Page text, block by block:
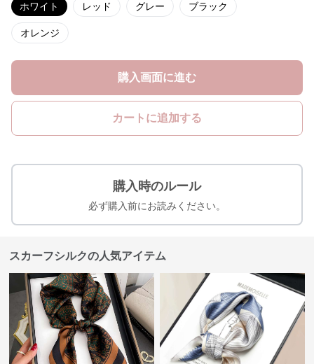
ホワイト レッド グレー ブラック
オレンジ
購入画面に進む
カートに追加する
購入時のルール
必ず購入前にお読みください。
スカーフシルクの人気アイテム